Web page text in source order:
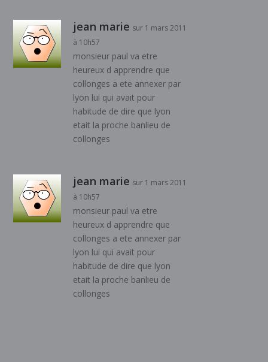
jean marie sur 1 mars 2011
à 10h57
monsieur paul va etre
heureux d apprendre que
collonges a ete annexer par
lyon lui qui avait pour
habitude de dire que lyon
etait la proche banlieu de
collonges
jean marie sur 1 mars 2011
à 10h57
monsieur paul va etre
heureux d apprendre que
collonges a ete annexer par
lyon lui qui avait pour
habitude de dire que lyon
etait la proche banlieu de
collonges